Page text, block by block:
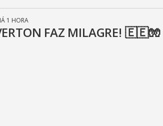
1 HORA
FAZ MILAGRE! 🇪🇪🧤